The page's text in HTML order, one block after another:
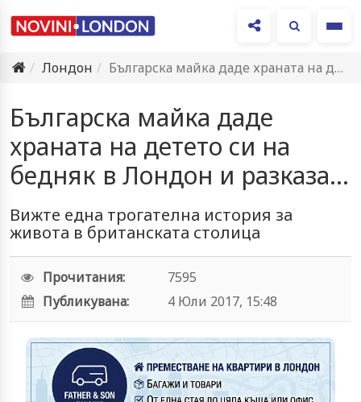
Лондон
Българска майка даде храната на детето си на бедняк в…
Българска майка даде
храната на детето си на
бедняк в Лондон и разказа...
Вижте една трогателна история за
живота в британската столица
Прочитания:
7595
Публикувана:
4 Юли 2017, 15:48